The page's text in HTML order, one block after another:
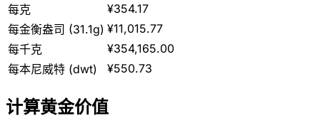
每克
¥354.17
每金衡盎司 (31.1g) ¥11,015.77
每千克
¥354,165.00
每本尼威特 (dwt)
¥550.73
计算黄金价值